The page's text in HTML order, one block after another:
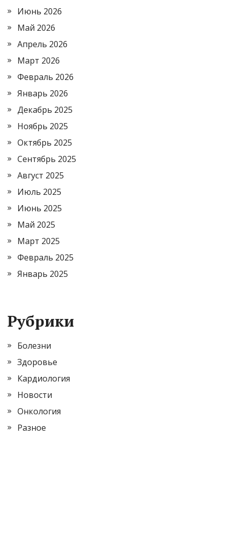
Июнь 2026
Май 2026
Апрель 2026
Март 2026
Февраль 2026
Январь 2026
Декабрь 2025
Ноябрь 2025
Октябрь 2025
Сентябрь 2025
Август 2025
Июль 2025
Июнь 2025
Май 2025
Март 2025
Февраль 2025
Январь 2025
Рубрики
Болезни
Здоровье
Кардиология
Новости
Онкология
Разное